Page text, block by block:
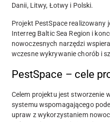
Danii, Litwy, Łotwy i Polski.
Projekt PestSpace realizowany
Interreg Baltic Sea Region i
nowoczesnych narzędzi
wczesne wykrywanie chorób i
PestSpace – cele
Celem projektu jest stworzenie
systemu wspomagającego
upraw z wykorzystaniem